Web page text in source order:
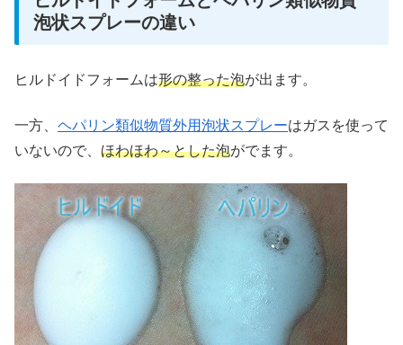
泡状スプレーの違い
ヒルドイドフォームは形の整った泡が出ます。
一方、 ヘパリン類似物質外用泡状スプレーはガスを使って
いないので、 ほわほわ～とした泡がでます。